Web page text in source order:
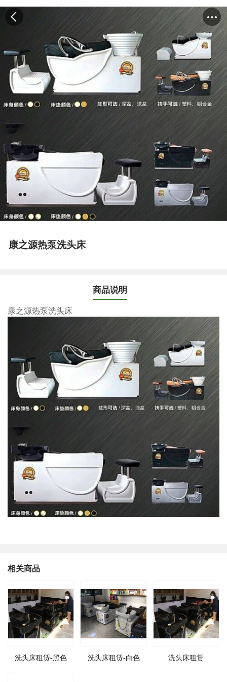
康之源热泵洗头床
商品说明
康之源热泵洗头床
相关商品
洗头床租赁-黑色 洗头床租赁-白色 洗头床租赁